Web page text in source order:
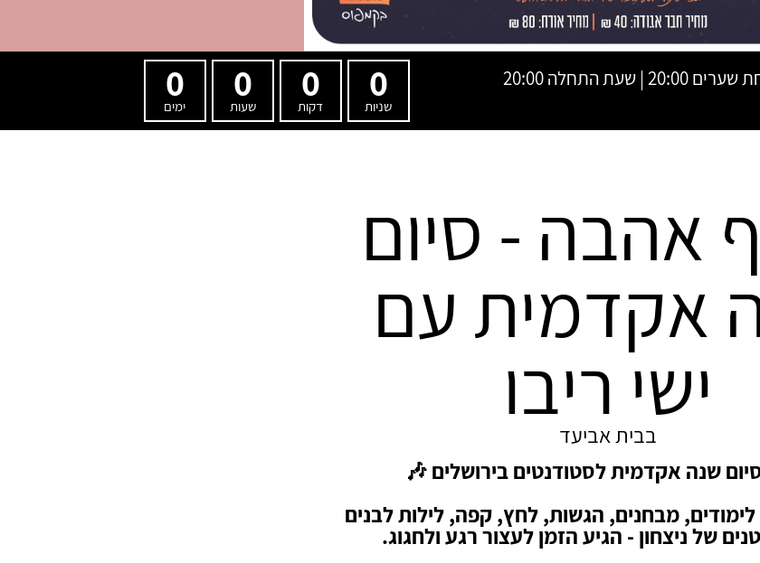
0
שניות
0
דקות
0
שעות
0
ימים
אהבה - סיום
אקדמית עם
ישי ריבו
בבית אביעד
שנה אקדמית לסטודנטים בירושלים 🎶
מבחנים, הגשות, לחץ, קפה, לילות לבנים
של ניצחון - הגיע הזמן לעצור רגע ולחגוג.